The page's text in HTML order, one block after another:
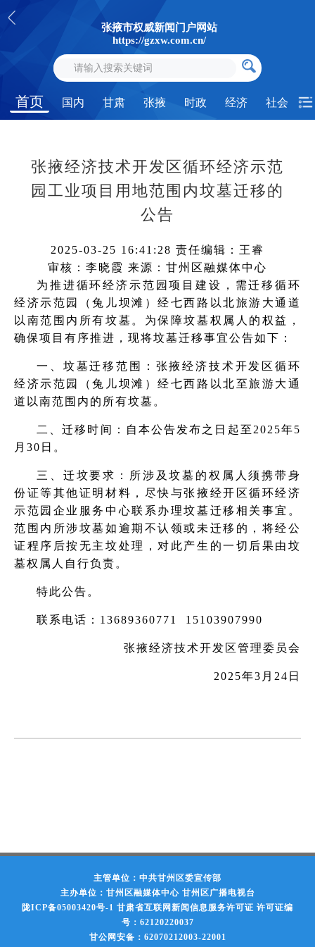
张掖市权威新闻门户网站
https://gzxw.com.cn/
首页 国内 甘肃 张掖 时政 经济 社会
张掖经济技术开发区循环经济示范
园工业项目用地范围内坟墓迁移的
公告
2025-03-25 16:41:28 责任编辑：王睿
审核：李晓霞 来源：甘州区融媒体中心
为推进循环经济示范园项目建设，需迁移循环
经济示范园（兔儿坝滩）经七西路以北旅游大通道
以南范围内所有坟墓。为保障坟墓权属人的权益，
确保项目有序推进，现将坟墓迁移事宜公告如下：
一、坟墓迁移范围：张掖经济技术开发区循环
经济示范园（兔儿坝滩）经七西路以北至旅游大通
道以南范围内的所有坟墓。
二、迁移时间：自本公告发布之日起至2025年5
月30日。
三、迁坟要求：所涉及坟墓的权属人须携带身
份证等其他证明材料，尽快与张掖经开区循环经济
示范园企业服务中心联系办理坟墓迁移相关事宜。
范围内所涉坟墓如逾期不认领或未迁移的，将经公
证程序后按无主坟处理，对此产生的一切后果由坟
墓权属人自行负责。
特此公告。
联系电话：13689360771 15103907990
张掖经济技术开发区管理委员会
2025年3月24日
主管单位：中共甘州区委宣传部
主办单位：甘州区融媒体中心 甘州区广播电视台
陇ICP备05003420号-1 甘肃省互联网新闻信息服务许可证 许可证编
号：62120220037
甘公网安备：62070212003-22001